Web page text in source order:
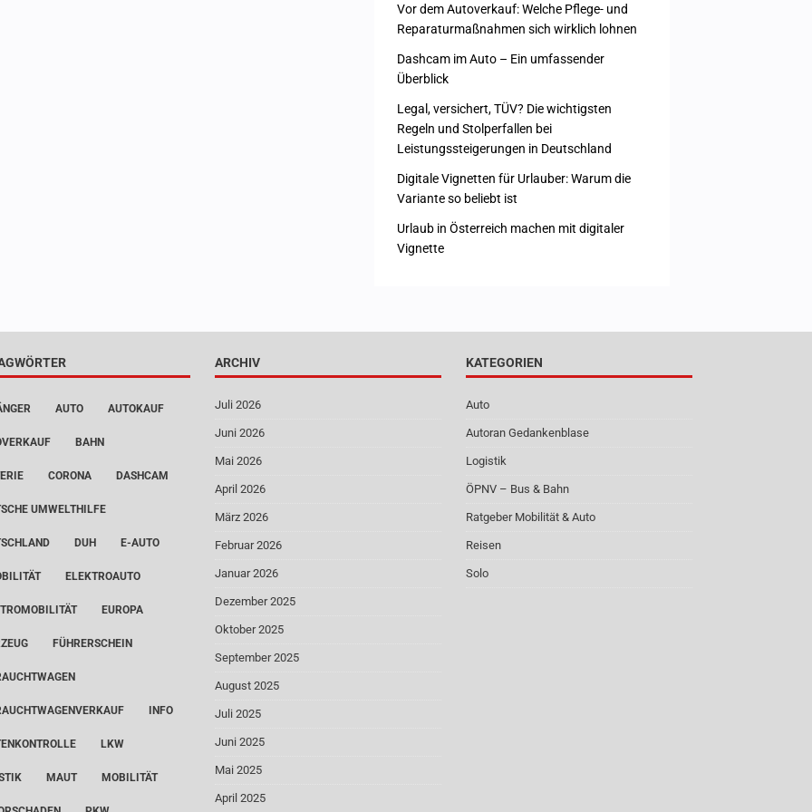
Vor dem Autoverkauf: Welche Pflege- und
Reparaturmaßnahmen sich wirklich lohnen
Dashcam im Auto – Ein umfassender
Überblick
Legal, versichert, TÜV? Die wichtigsten
Regeln und Stolperfallen bei
Leistungssteigerungen in Deutschland
Digitale Vignetten für Urlauber: Warum die
Variante so beliebt ist
Urlaub in Österreich machen mit digitaler
Vignette
AUTO AUTOKAUF
BAHN
CORONA DASHCAM
UMWELTHILFE
DUH E-AUTO
ELEKTROAUTO
EUROPA
FÜHRERSCHEIN
INFO
LKW
MAUT MOBILITÄT
ARCHIV
Juli 2026
Juni 2026
Mai 2026
April 2026
März 2026
Februar 2026
Januar 2026
Dezember 2025
Oktober 2025
September 2025
August 2025
Juli 2025
Juni 2025
Mai 2025
April 2025
KATEGORIEN
Auto
Autoran Gedankenblase
Logistik
ÖPNV – Bus & Bahn
Ratgeber Mobilität & Auto
Reisen
Solo